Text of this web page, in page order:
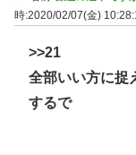
時:2020/02/07(金)
>>21
全部いい方に捉
するで